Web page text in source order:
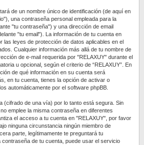
de un nombre único de identificación (de aquí en
una contraseña personal empleada para la
"tu contraseña") y una dirección de email
"tu email"). La información de tu cuenta en
las leyes de protección de datos aplicables en el
Cualquier información más allá de tu nombre de
de e-mail requerida por "RELAXUY" durante el
u opcional, según el criterio de “RELAXUY”. En
de qué información en su cuenta será
en tu cuenta, tienes la opción de activar o
automáticamente por el software phpBB.
(cifrado de una vía) por lo tanto está segura. Sin
emplee la misma contraseña en diferentes
el acceso a tu cuenta en "RELAXUY", por favor
ninguna circunstancia ningún miembro de
parte, legítimamente te preguntará tu
de tu cuenta, puede usar el servicio